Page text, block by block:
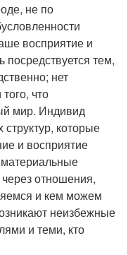
не по
восприятие и
тем,
нет
что
мир. Индивид
которые
и восприятие
материальные
отношения,
и кем можем
неизбежные
и теми, кто